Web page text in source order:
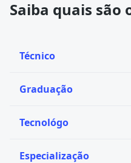
Saiba quais são
Técnico
Graduação
Tecnológo
Especialização